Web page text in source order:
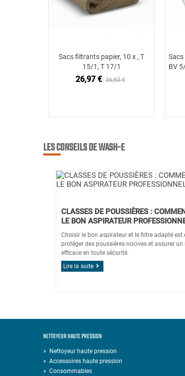
Ajouter au panier
Sacs filtrants papier, 10 x , T
15/1, T 17/1
26,97 € 36,60 €
BV
LES CONSEILS DE WASH-E
CLASSES DE POUSSIÈRES :
LE BON ASPIRATEUR
Choisir le bon aspirateur et le filtre adapté est
protéger des poussières nocives et assurer
efficace en toute sécurité.
Lire la suite
NETTOYEUR HAUTE PRESSION
» Nettoyeur haute pression
» Accessoires haute pression
» Consommables